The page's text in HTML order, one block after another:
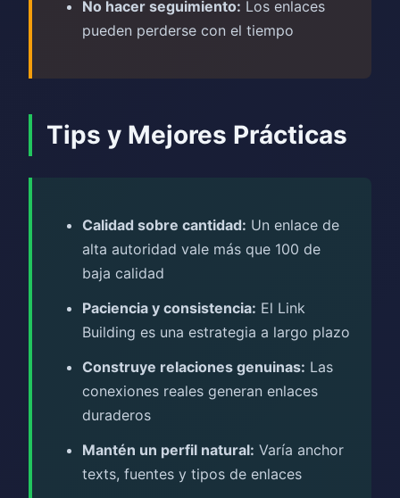
No hacer seguimiento: Los enlaces
pueden perderse con el tiempo
Tips y Mejores Prácticas
Calidad sobre cantidad: Un enlace de
alta autoridad vale más que 100 de
baja calidad
Paciencia y consistencia: El Link
Building es una estrategia a largo plazo
Construye relaciones genuinas: Las
conexiones reales generan enlaces
duraderos
Mantén un perfil natural: Varía anchor
texts, fuentes y tipos de enlaces